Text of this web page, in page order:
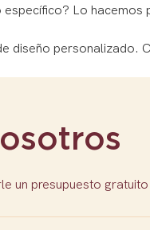
específico? Lo hacemos
diseño personalizado.
un presupuesto